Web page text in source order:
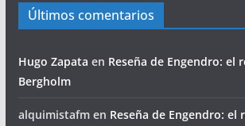
Últimos comentarios
Hugo Zapata en Reseña de Engendro: el
Bergholm
alquimistafmen Reseña de Engendro: el